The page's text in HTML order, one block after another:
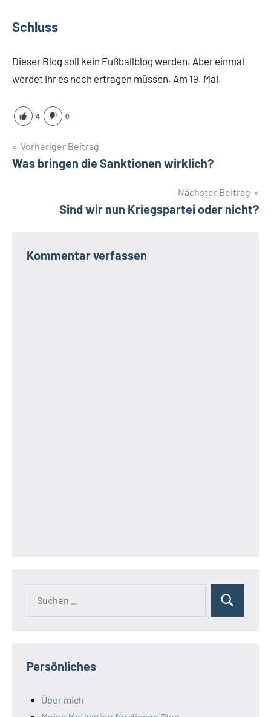
Schluss
Dieser Blog soll kein Fußballblog werden. Aber einmal
werdet ihr es noch ertragen müssen. Am 19. Mai.
4 0
Beitragsnavigation
Vorheriger Beitrag
Was bringen die Sanktionen wirklich?
Nächster Beitrag
Sind wir nun Kriegspartei oder nicht?
Kommentar verfassen
Suchen
Persönliches
Über mich